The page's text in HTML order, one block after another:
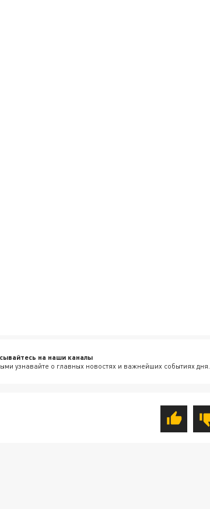
на наши каналы
узнавайте о главных новостях и важнейших событиях дня.